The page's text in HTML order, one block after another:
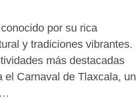
por su rica
y tradiciones vibrantes.
más destacadas
el Carnaval de Tlaxcala, un